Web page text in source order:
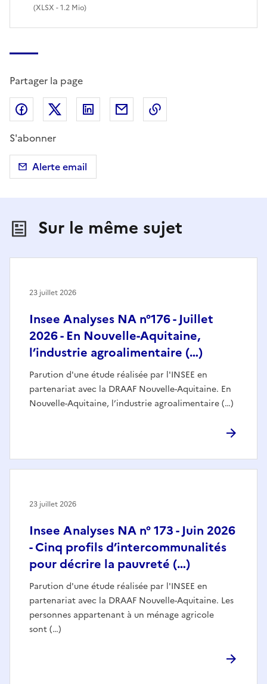
(XLSX - 1.2 Mio)
Partager la page
Partager sur Facebook
Partager sur X (anciennement Twitter)
Partager sur LinkedIn
Partager par email
S'abonner
Alerte email
Sur le même sujet
Insee Analyses NA n°176 - Juillet
2026 - En Nouvelle-Aquitaine,
l’industrie agroalimentaire (…)
Parution d'une étude réalisée par l'INSEE en
partenariat avec la DRAAF Nouvelle-Aquitaine. En
Nouvelle-Aquitaine, l’industrie agroalimentaire (…)
23 juillet 2026
Insee Analyses NA n° 173 - Juin 2026
- Cinq profils d’intercommunalités
pour décrire la pauvreté (…)
Parution d'une étude réalisée par l'INSEE en
partenariat avec la DRAAF Nouvelle-Aquitaine. Les
personnes appartenant à un ménage agricole
sont (…)
23 juillet 2026